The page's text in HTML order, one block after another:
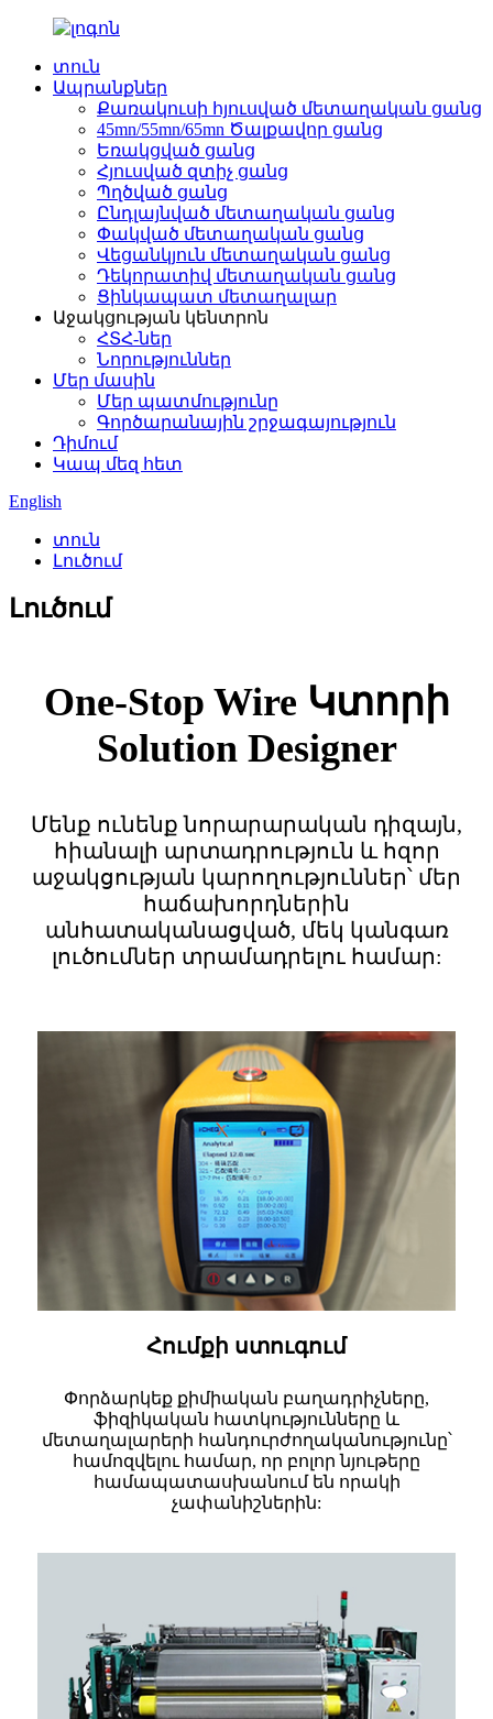
տուն
Ապրանքներ
Քառակուսի հյուսված մետաղական ցանց
45mn/55mn/65mn Ծալքավոր ցանց
Եռակցված ցանց
Հյուսված զտիչ ցանց
Պղծված ցանց
Ընդլայնված մետաղական ցանց
Փակված մետաղական ցանց
Վեցանկյուն մետաղական ցանց
Դեկորատիվ մետաղական ցանց
Ցինկապատ մետաղալար
Աջակցության կենտրոն
ՀՏՀ-ներ
Նորություններ
Մեր մասին
Մեր պատմությունը
Գործարանային շրջագայություն
Դիմում
Կապ մեզ հետ
English
տուն
Լուծում
Լուծում
One-Stop Wire Կտորի
Solution Designer
Մենք ունենք նորարարական դիզայն,
հիանալի արտադրություն և հզոր
աջակցության կարողություններ՝ մեր
հաճախորդներին
անհատականացված, մեկ կանգառ
լուծումներ տրամադրելու համար:
Հումքի ստուգում
Փորձարկեք քիմիական բաղադրիչները,
ֆիզիկական հատկությունները և
մետաղալարերի հանդուրժողականությունը՝
համոզվելու համար, որ բոլոր նյութերը
համապատասխանում են որակի
չափանիշներին: